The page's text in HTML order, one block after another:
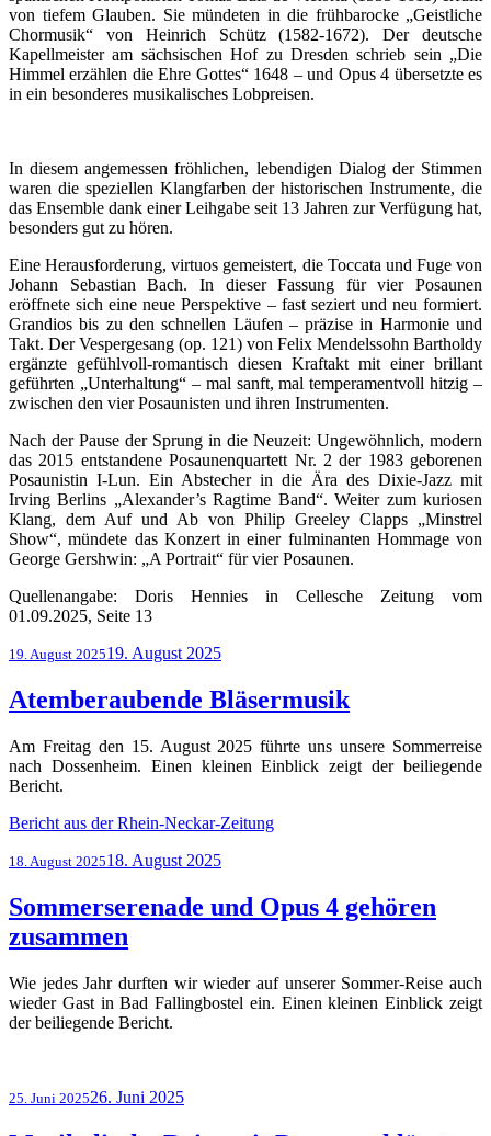
von tiefem Glauben. Sie mündeten in die frühbarocke „Geistliche
Chormusik“ von Heinrich Schütz (1582-1672). Der deutsche
Kapellmeister am sächsischen Hof zu Dresden schrieb sein „Die
Himmel erzählen die Ehre Gottes“ 1648 – und Opus 4 übersetzte es
in ein besonderes musikalisches Lobpreisen.
In diesem angemessen fröhlichen, lebendigen Dialog der Stimmen
waren die speziellen Klangfarben der historischen Instrumente, die
das Ensemble dank einer Leihgabe seit 13 Jahren zur Verfügung hat,
besonders gut zu hören.
Eine Herausforderung, virtuos gemeistert, die Toccata und Fuge von
Johann Sebastian Bach. In dieser Fassung für vier Posaunen
eröffnete sich eine neue Perspektive – fast seziert und neu formiert.
Grandios bis zu den schnellen Läufen – präzise in Harmonie und
Takt. Der Vespergesang (op. 121) von Felix Mendelssohn Bartholdy
ergänzte gefühlvoll-romantisch diesen Kraftakt mit einer brillant
geführten „Unterhaltung“ – mal sanft, mal temperamentvoll hitzig –
zwischen den vier Posaunisten und ihren Instrumenten.
Nach der Pause der Sprung in die Neuzeit: Ungewöhnlich, modern
das 2015 entstandene Posaunenquartett Nr. 2 der 1983 geborenen
Posaunistin I-Lun. Ein Abstecher in die Ära des Dixie-Jazz mit
Irving Berlins „Alexander’s Ragtime Band“. Weiter zum kuriosen
Klang, dem Auf und Ab von Philip Greeley Clapps „Minstrel
Show“, mündete das Konzert in einer fulminanten Hommage von
George Gershwin: „A Portrait“ für vier Posaunen.
Quellenangabe: Doris Hennies in Cellesche Zeitung vom
01.09.2025, Seite 13
Veröffentlicht
19. August 202519. August 2025
Atemberaubende Bläsermusik
Am Freitag den 15. August 2025 führte uns unsere Sommerreise
nach Dossenheim. Einen kleinen Einblick zeigt der beiliegende
Bericht.
Bericht aus der Rhein-Neckar-Zeitung
Veröffentlicht
18. August 202518. August 2025
Sommerserenade und Opus 4 gehören
zusammen
Wie jedes Jahr durften wir wieder auf unserer Sommer-Reise auch
wieder Gast in Bad Fallingbostel ein. Einen kleinen Einblick zeigt
der beiliegende Bericht.
Veröffentlicht
25. Juni 202526. Juni 2025